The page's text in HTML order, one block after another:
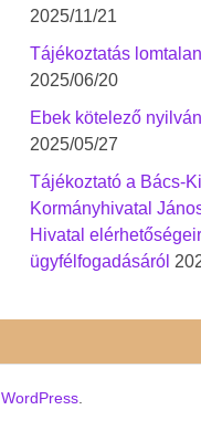
2025/11/21
Tájékoztatás
2025/06/20
Ebek kötelező
2025/05/27
Tájékoztató a Bács-
Kormányhivatal
Hivatal
ügyfélfogadásáról
WordPress